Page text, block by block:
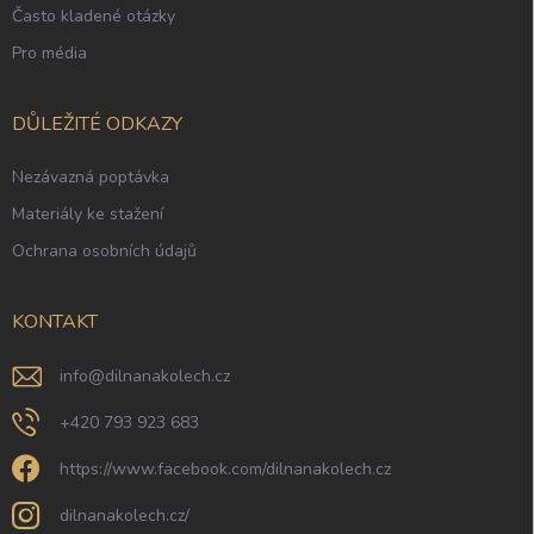
Často kladené otázky
Pro média
DŮLEŽITÉ ODKAZY
Nezávazná poptávka
Materiály ke stažení
Ochrana osobních údajů
KONTAKT
info@dilnanakolech.cz
+420 793 923 683
https://www.facebook.com/dilnanakolech.cz
dilnanakolech.cz/